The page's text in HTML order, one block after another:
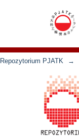
Repozytorium PJATK →